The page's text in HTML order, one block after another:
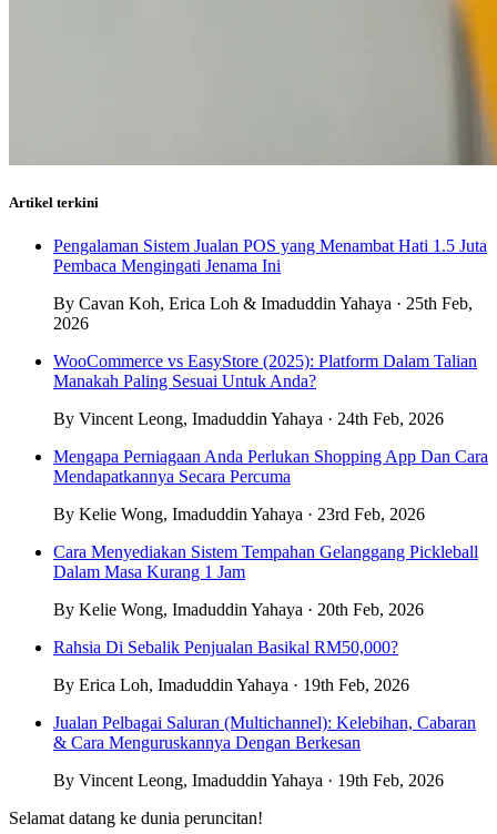
Artikel terkini
Pengalaman Sistem Jualan POS yang Menambat Hati 1.5 Juta
Pembaca Mengingati Jenama Ini
By Cavan Koh, Erica Loh & Imaduddin Yahaya · 25th Feb,
2026
WooCommerce vs EasyStore (2025): Platform Dalam Talian
Manakah Paling Sesuai Untuk Anda?
By Vincent Leong, Imaduddin Yahaya · 24th Feb, 2026
Mengapa Perniagaan Anda Perlukan Shopping App Dan Cara
Mendapatkannya Secara Percuma
By Kelie Wong, Imaduddin Yahaya · 23rd Feb, 2026
Cara Menyediakan Sistem Tempahan Gelanggang Pickleball
Dalam Masa Kurang 1 Jam
By Kelie Wong, Imaduddin Yahaya · 20th Feb, 2026
Rahsia Di Sebalik Penjualan Basikal RM50,000?
By Erica Loh, Imaduddin Yahaya · 19th Feb, 2026
Jualan Pelbagai Saluran (Multichannel): Kelebihan, Cabaran
& Cara Menguruskannya Dengan Berkesan
By Vincent Leong, Imaduddin Yahaya · 19th Feb, 2026
Selamat datang ke dunia peruncitan!